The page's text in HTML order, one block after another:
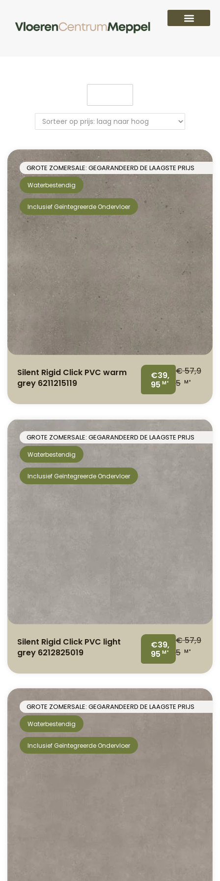
GROTE ZOMERSALE: GEGARANDEERD DE LAAGSTE PRIJS
Waterbestendig
Inclusief Geïntegreerde Ondervloer
Silent Rigid Click PVC warm
grey 6211215119
€39,
95 M²
€57,9
5 M²
GROTE ZOMERSALE: GEGARANDEERD DE LAAGSTE PRIJS
Waterbestendig
Inclusief Geïntegreerde Ondervloer
Silent Rigid Click PVC light
grey 6212825019
€39,
95 M²
€57,9
5 M²
GROTE ZOMERSALE: GEGARANDEERD DE LAAGSTE PRIJS
Waterbestendig
Inclusief Geïntegreerde Ondervloer